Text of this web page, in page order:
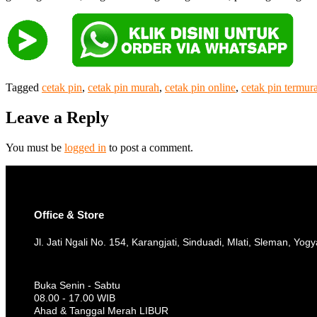
Tagged cetak pin, cetak pin murah, cetak pin online, cetak pin
Leave a Reply
You must be logged in to post a comment.
Office & Store
Jl. Jati Ngali No. 154, Karangjati, Sinduadi, Mlati, Sleman,
Buka Senin - Sabtu
08.00 - 17.00 WIB
Ahad & Tanggal Merah LIBUR